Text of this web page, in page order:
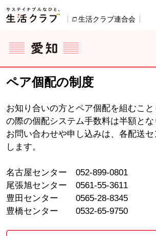
ページの先頭です。
生活クラブ連合会
ここからサイト内共通メニューです。
サイト内共通メニューをスキップする
サイト内共通メニューここまで。
ペア個配の制度
お知り合いの方とペア個配を組むこ
の際の個配システム手数料は半額とな
お問い合わせや申し込みは、各配送
します。
名古屋センター 052-899-0801
尾張旭センター 0561-55-3611
豊田センター 0565-28-8345
豊橋センター 0532-65-9750